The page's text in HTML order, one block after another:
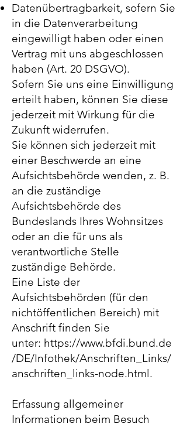
Datenübertragbarkeit, sofern Sie
in die Datenverarbeitung
eingewilligt haben oder einen
Vertrag mit uns abgeschlossen
haben (Art. 20 DSGVO).
Sofern Sie uns eine Einwilligung
erteilt haben, können Sie diese
jederzeit mit Wirkung für die
Zukunft widerrufen.
Sie können sich jederzeit mit
einer Beschwerde an eine
Aufsichtsbehörde wenden, z. B.
an die zuständige
Aufsichtsbehörde des
Bundeslands Ihres Wohnsitzes
oder an die für uns als
verantwortliche Stelle
zuständige Behörde.
Eine Liste der
Aufsichtsbehörden (für den
nichtöffentlichen Bereich) mit
Anschrift finden Sie
unter: https://www.bfdi.bund.de
/DE/Infothek/Anschriften_Links/
anschriften_links-node.html.
Erfassung allgemeiner
Informationen beim Besuch